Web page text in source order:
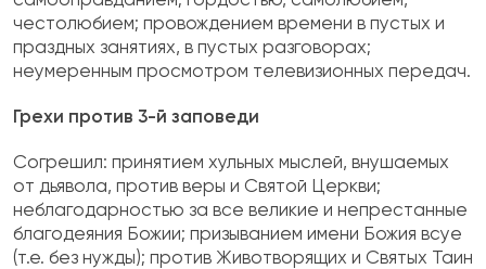
честолюбием; провождением времени в пустых и
праздных занятиях, в пустых разгово­рах;
неумеренным просмотром телевизионных передач.
Грехи против 3-й заповеди
Согрешил: принятием хульных мыслей, внуша­емых
от дьявола, против веры и Святой Церкви;
неблагодарностью за все великие и непрестан­ные
благодеяния Божии; призыванием имени Божия всуе
(т.е. без нужды); против Животворя­щих и Святых Таин